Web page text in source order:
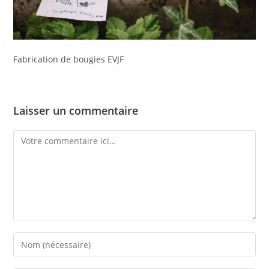
Fabrication de bougies EVJF
Laisser un commentaire
Comment
Enter
your